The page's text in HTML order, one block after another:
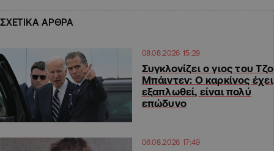
ΣΧΕΤΙΚΑ ΑΡΘΡΑ
08.08.2026 15:29
Συγκλονίζει ο γιος του Τζο
Μπάιντεν: Ο καρκίνος έχει
εξαπλωθεί, είναι πολύ
επώδυνο
06.08.2026 17:49